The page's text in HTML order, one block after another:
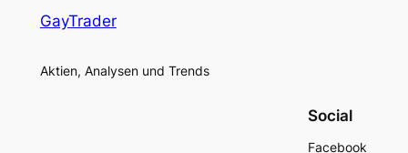
GayTrader
Aktien, Analysen und Trends
Social
Facebook